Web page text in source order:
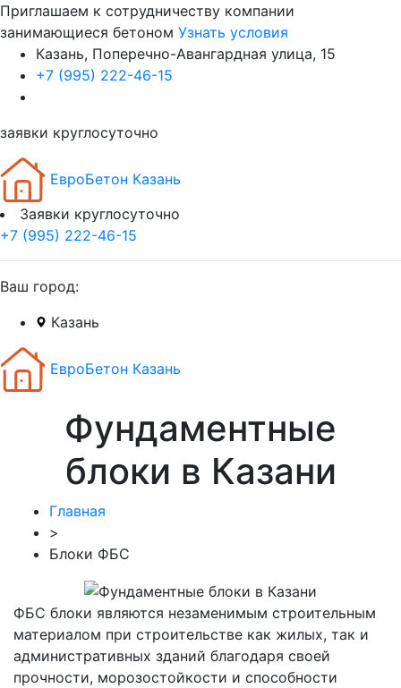
Приглашаем к сотрудничеству компании
занимающиеся бетоном Узнать условия
Казань, Поперечно-Авангардная улица, 15
+7 (995) 222-46-15
заявки круглосуточно
ЕвроБетон Казань
Заявки круглосуточно
+7 (995) 222-46-15
Ваш город:
Казань
ЕвроБетон Казань
Фундаментные
блоки в Казани
Главная
>
Блоки ФБС
ФБС блоки являются незаменимым строительным
материалом при строительстве как жилых, так и
административных зданий благодаря своей
прочности, морозостойкости и способности